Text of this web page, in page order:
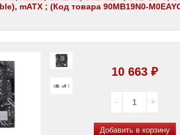
mATX ; (Код товара 90MB19N0-
10 663 ₽
Добавить в корзину